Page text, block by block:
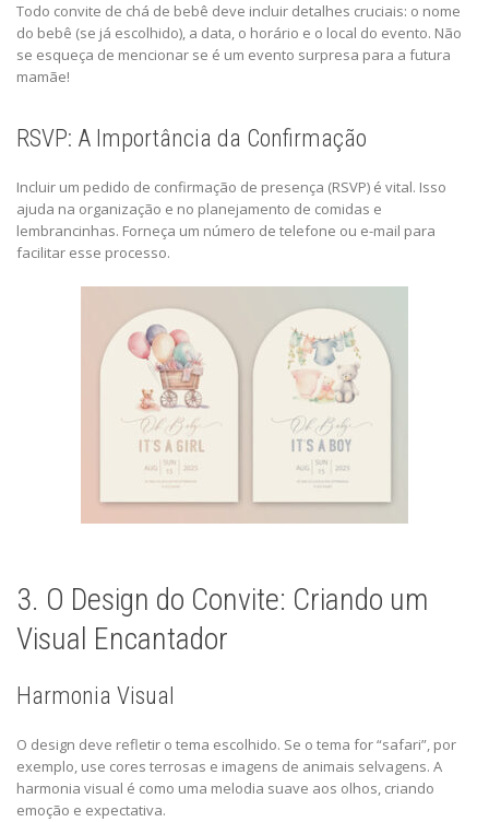
Todo convite de chá de bebê deve incluir detalhes cruciais: o nome
do bebê (se já escolhido), a data, o horário e o local do evento. Não
se esqueça de mencionar se é um evento surpresa para a futura
mamãe!
RSVP: A Importância da Confirmação
Incluir um pedido de confirmação de presença (RSVP) é vital. Isso
ajuda na organização e no planejamento de comidas e
lembrancinhas. Forneça um número de telefone ou e-mail para
facilitar esse processo.
3. O Design do Convite: Criando um
Visual Encantador
Harmonia Visual
O design deve refletir o tema escolhido. Se o tema for “safari”, por
exemplo, use cores terrosas e imagens de animais selvagens. A
harmonia visual é como uma melodia suave aos olhos, criando
emoção e expectativa.